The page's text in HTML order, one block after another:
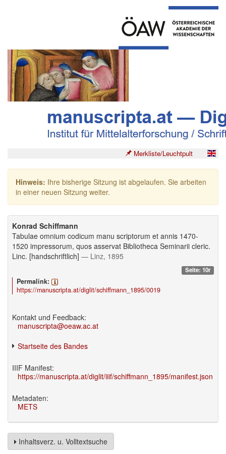
Merkliste/Leuchtpult
Hinweis: Ihre bisherige Sitzung ist abgelaufen. Sie arbeiten
in einer neuen Sitzung weiter.
Konrad Schiffmann
Tabulae omnium codicum manu scriptorum et annis 1470-
1520 impressorum, quos asservat Bibliotheca Seminarii cleric.
Linc. [handschriftlich] — Linz, 1895
Seite: 10r
Permalink:
https://manuscripta.at/diglit/schiffmann_1895/0019
Kontakt und Feedback:
manuscripta@oeaw.ac.at
Startseite des Bandes
IIIF Manifest:
https://manuscripta.at/diglit/iiif/schiffmann_1895/manifest.json
Metadaten:
METS
Inhaltsverz. u. Volltextsuche